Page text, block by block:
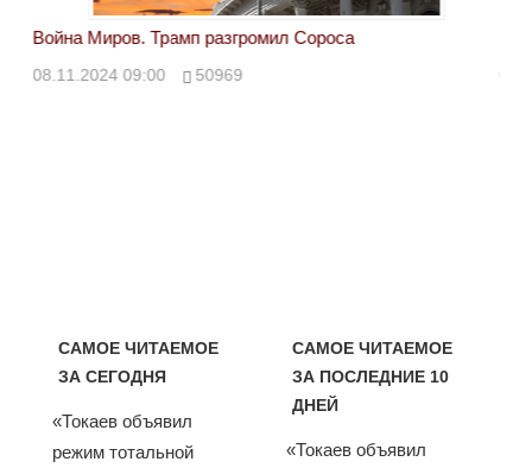
Война Миров. Трамп разгромил Сороса
08.11.2024 09:00 50969
САМОЕ ЧИТАЕМОЕ
ЗА СЕГОДНЯ
«Токаев объявил
режим тотальной
САМОЕ ЧИТАЕМОЕ
ЗА ПОСЛЕДНИЕ 10
ДНЕЙ
«Токаев объявил